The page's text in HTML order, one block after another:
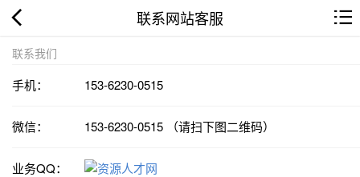
联系网站客服
联系我们
手机： 153-6230-0515
微信： 153-6230-0515 （请扫下图二维码）
业务QQ：